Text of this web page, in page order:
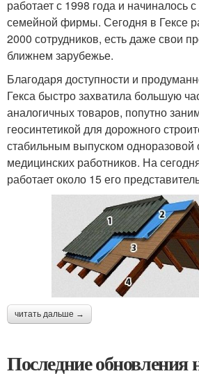
работает с 1998 года и начиналось
семейной фирмы. Сегодня в Гексе
2000 сотрудников, есть даже свои
ближнем зарубежье.
Благодаря доступности и
Гекса быстро захватила большую
аналогичных товаров, попутно
геосинтетикой для дорожного
стабильным выпуском
медицинских работников. На
работает около 15 его
читать дальше →
Последние обновления